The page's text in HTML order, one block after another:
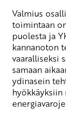
Valmius
toimintaan
puolesta ja
kannanoton
vaaralliseksi
samaan
ydinasein
hyökkäyksiin